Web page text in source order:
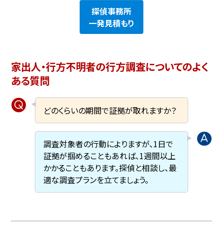
探偵事務所
一発見積もり
家出人・行方不明者の行方調査についてのよく
ある質問
どのくらいの期間で証拠が取れますか？
調査対象者の行動によりますが、1日で
証拠が掴めることもあれば、1週間以上
かかることもあります。探偵と相談し、最
適な調査プランを立てましょう。